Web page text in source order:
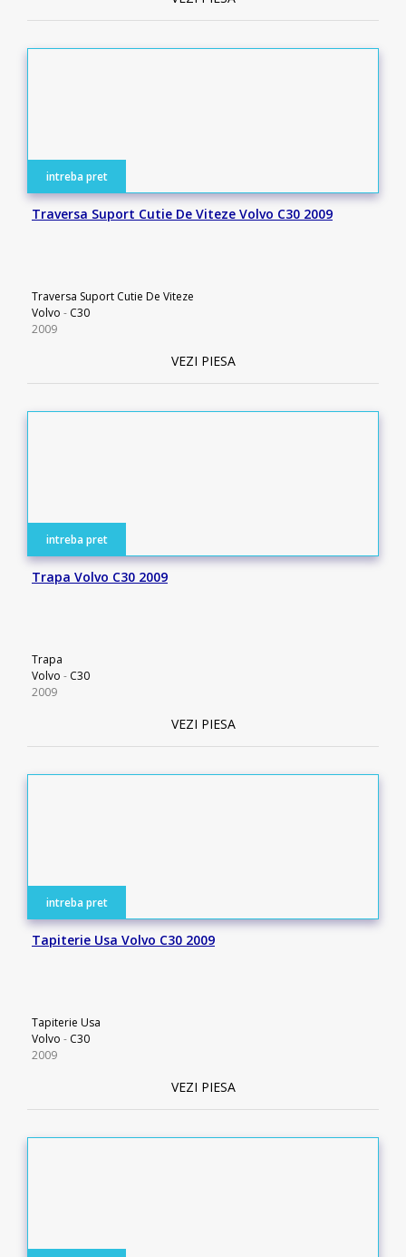
intreba pret
Traversa Suport Cutie De Viteze Volvo C30 2009
Traversa Suport Cutie De Viteze
Volvo - C30
2009
VEZI PIESA
intreba pret
Trapa Volvo C30 2009
Trapa
Volvo - C30
2009
VEZI PIESA
intreba pret
Tapiterie Usa Volvo C30 2009
Tapiterie Usa
Volvo - C30
2009
VEZI PIESA